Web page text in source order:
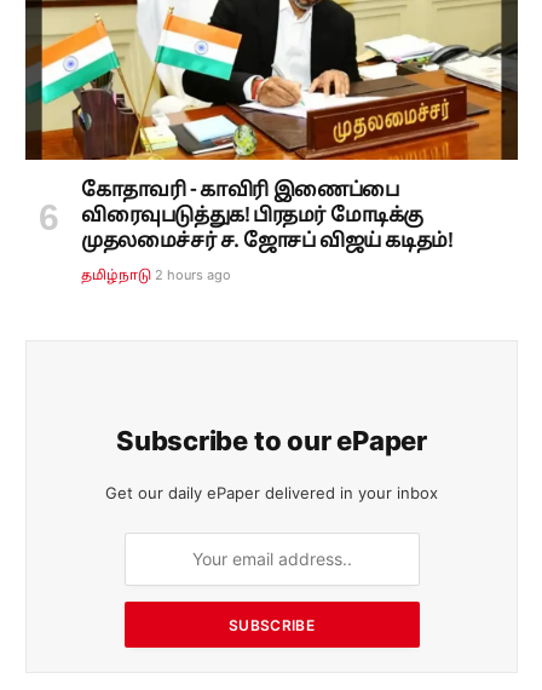
கோதாவரி - காவிரி இணைப்பை
விரைவுபடுத்துக! பிரதமர் மோடிக்கு
முதலமைச்சர் ச. ஜோசப் விஜய் கடிதம்!
தமிழ்நாடு 2 hours ago
Subscribe to our ePaper
Get our daily ePaper delivered in your inbox
SUBSCRIBE